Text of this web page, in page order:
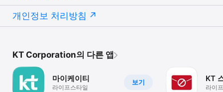
개인정보 처리방침
KT Corporation의 다른 앱
보기
마이케이티
라이프스타일
KT
라이